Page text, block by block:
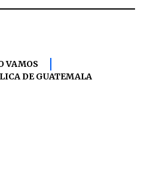
VAMOS
DE GUATEMALA